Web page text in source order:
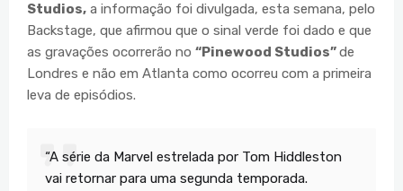
Studios, a informação foi divulgada, esta semana, pelo
Backstage, que afirmou que o sinal verde foi dado e que
as gravações ocorrerão no “Pinewood Studios”de
Londres e não em Atlanta como ocorreu com a primeira
leva de episódios.
“A série da Marvel estrelada por Tom Hiddleston
vai retornar para uma segunda temporada.